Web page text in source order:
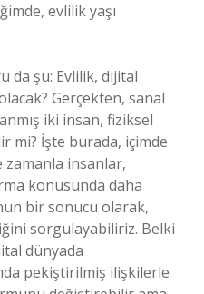
evlilik yaşı
da şu: Evlilik, dijital
Gerçekten, sanal
iki insan, fiziksel
mi? İşte burada, içimde
zamanla insanlar,
konusunda daha
bir sonucu olarak,
sorgulayabiliriz. Belki
dünyada
pekiştirilmiş ilişkilerle